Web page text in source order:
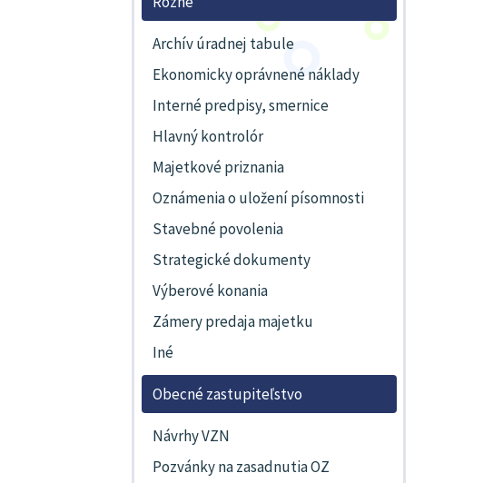
Archív úradnej tabule
Ekonomicky oprávnené náklady
Interné predpisy, smernice
Hlavný kontrolór
Majetkové priznania
Oznámenia o uložení písomnosti
Stavebné povolenia
Strategické dokumenty
Výberové konania
Zámery predaja majetku
Iné
Obecné zastupiteľstvo
Návrhy VZN
Pozvánky na zasadnutia OZ